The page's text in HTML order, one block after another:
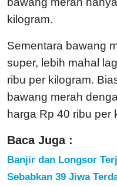
kilogram.
Sementara bawang
super, lebih mahal
ribu per kilogram.
bawang merah
harga Rp 40 ribu per
Baca Juga :
Banjir dan Longsor
Sebabkan 39 Jiwa